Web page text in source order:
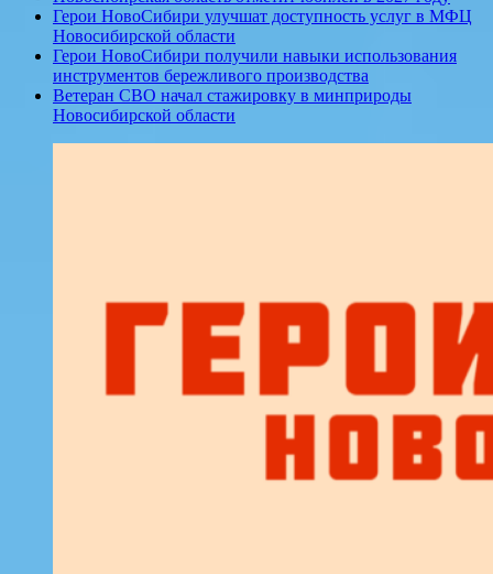
Герои НовоСибири улучшат доступность услуг в МФЦ
Новосибирской области
Герои НовоСибири получили навыки использования
инструментов бережливого производства
Ветеран СВО начал стажировку в минприроды
Новосибирской области